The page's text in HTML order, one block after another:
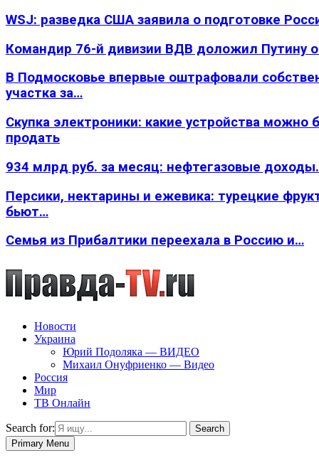
WSJ: разведка США заявила о подготовке
Командир 76-й дивизии ВДВ доложил Путину
В Подмосковье впервые оштрафовали
участка за…
Скупка электроники: какие устройства можно
продать
934 млрд руб. за месяц: нефтегазовые
Персики, нектарины и ежевика: турецкие
бьют…
Семья из Прибалтики переехала в Россию и…
Новости
Украина
Юрий Подоляка — ВИДЕО
Михаил Онуфриенко — Видео
Россия
Мир
ТВ Онлайн
Search for:
Search
Primary Menu